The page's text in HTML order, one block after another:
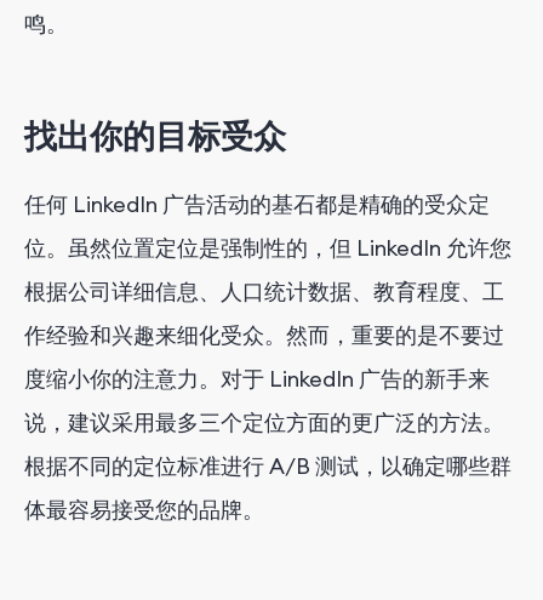
鸣。
找出你的目标受众
任何 LinkedIn 广告活动的基石都是精确的受众定
位。虽然位置定位是强制性的，但 LinkedIn 允许您
根据公司详细信息、人口统计数据、教育程度、工
作经验和兴趣来细化受众。然而，重要的是不要过
度缩小你的注意力。对于 LinkedIn 广告的新手来
说，建议采用最多三个定位方面的更广泛的方法。
根据不同的定位标准进行 A/B 测试，以确定哪些群
体最容易接受您的品牌。